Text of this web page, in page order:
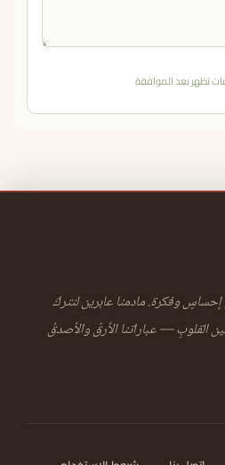
تظهر بعد الموافقة
إحساسٍ وفكرة. مادمنا عابرين لنتركَ
القلوبِ — عباراتنا الأرقّ والأصدقُ